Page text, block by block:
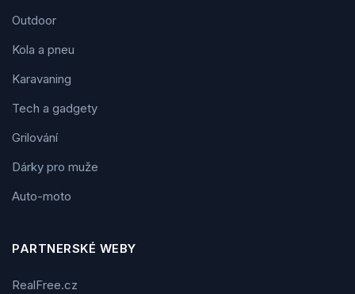
Outdoor
Kola a pneu
Karavaning
Tech a gadgety
Grilování
Dárky pro muže
Auto-moto
PARTNERSKÉ WEBY
RealFree.cz